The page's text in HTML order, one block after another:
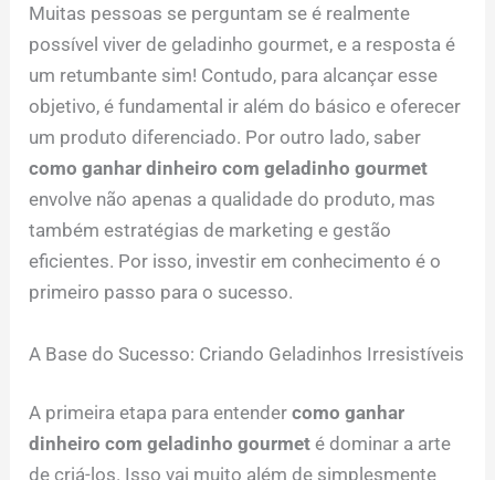
Muitas pessoas se perguntam se é realmente
possível viver de geladinho gourmet, e a resposta é
um retumbante sim! Contudo, para alcançar esse
objetivo, é fundamental ir além do básico e oferecer
um produto diferenciado. Por outro lado, saber
como ganhar dinheiro com geladinho gourmet
envolve não apenas a qualidade do produto, mas
também estratégias de marketing e gestão
eficientes. Por isso, investir em conhecimento é o
primeiro passo para o sucesso.
A Base do Sucesso: Criando Geladinhos Irresistíveis
A primeira etapa para entendercomo ganhar
dinheiro com geladinho gourmet é dominar a arte
de criá-los. Isso vai muito além de simplesmente